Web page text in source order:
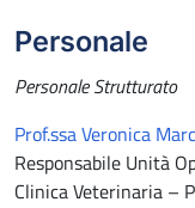
Personale
Personale Strutturato
Prof.ssa Veronica
Responsabile Unità
Clinica Veterinaria –